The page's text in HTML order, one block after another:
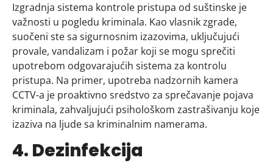
Izgradnja sistema kontrole pristupa od suštinske je
važnosti u pogledu kriminala. Kao vlasnik zgrade,
suočeni ste sa sigurnosnim izazovima, uključujući
provale, vandalizam i požar koji se mogu sprečiti
upotrebom odgovarajućih sistema za kontrolu
pristupa. Na primer, upotreba nadzornih kamera
CCTV-a je proaktivno sredstvo za sprečavanje pojava
kriminala, zahvaljujući psihološkom zastrašivanju koje
izaziva na ljude sa kriminalnim namerama.
4. Dezinfekcija